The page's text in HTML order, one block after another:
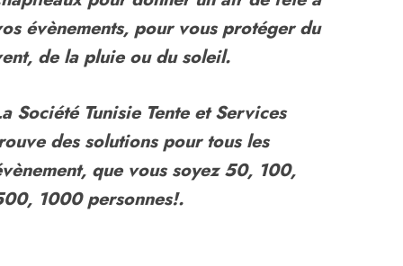
évènements, pour vous protéger du
de la pluie ou du soleil.
Société Tunisie Tente et Services
des solutions pour tous les
que vous soyez 50, 100,
1000 personnes!.